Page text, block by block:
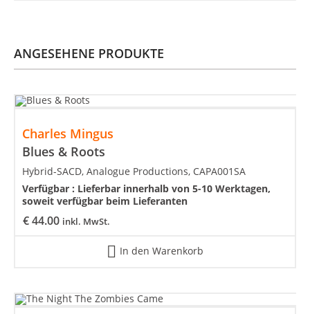
ANGESEHENE PRODUKTE
Charles Mingus
Blues & Roots
€44.00 inkl. MwSt.
Hybrid-SACD, Analogue Productions, CAPA001SA
Verfügbar : Lieferbar innerhalb von 5-10 Werktagen,
soweit verfügbar beim Lieferanten
In den Warenkorb